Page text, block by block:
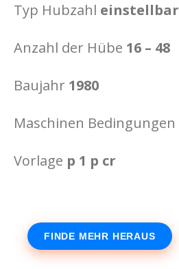
Typ Hubzahl einstellbar
Anzahl der Hübe 16 – 48
Baujahr 1980
Maschinen Bedingungen
Vorlage p 1 p cr
FINDE MEHR HERAUS